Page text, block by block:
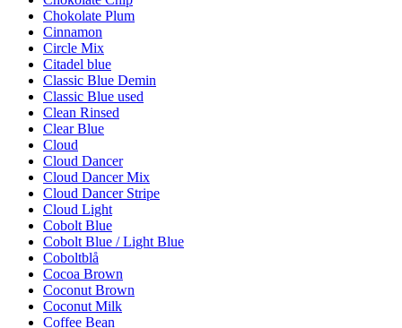
Chokolate Plum
Cinnamon
Circle Mix
Citadel blue
Classic Blue Demin
Classic Blue used
Clean Rinsed
Clear Blue
Cloud
Cloud Dancer
Cloud Dancer Mix
Cloud Dancer Stripe
Cloud Light
Cobolt Blue
Cobolt Blue / Light Blue
Coboltblå
Cocoa Brown
Coconut Brown
Coconut Milk
Coffee Bean